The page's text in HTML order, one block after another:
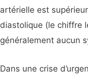
artérielle est
diastolique (le chiffre
généralement aucun
Dans une crise